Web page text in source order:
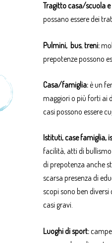
Tragittocasa/scuola
possano essere dei
Pulmini, bus, treni:
prepotenze possono
Casa/famiglia:è un
maggiori o più forti ai
casi possono essere
Istituti, case famiglia,
facilità, atti di
di prepotenza anche
scarsa presenza di
scopi sono ben
casi gravi.
Luoghi di sport: